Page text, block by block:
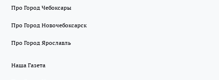
Про Город Чебоксары
Про Город Новочебоксарск
Про Город Ярославль
Наша Газета